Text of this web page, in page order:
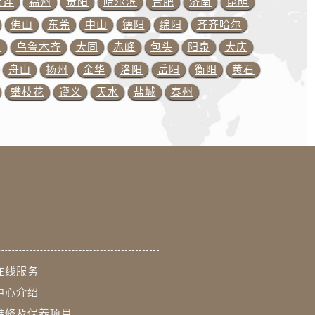
约）
佛山
东莞 中山 德阳 绵阳
齐齐哈尔
乌鲁木齐 大同 赤峰 包头 阳泉
大庆
舟山
扬州 金华 洛阳 岳阳 衡阳
黄石
攀枝花
遵义 天水 盐城 泰州
线服务
心介绍